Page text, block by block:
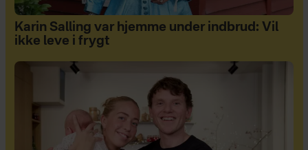
Karin Salling var hjemme under indbrud: Vil
ikke leve i frygt